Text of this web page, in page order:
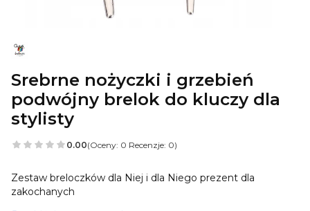
Srebrne nożyczki i grzebień
podwójny brelok do kluczy dla
stylisty
0.00(Oceny: 0 Recenzje: 0)
Zestaw breloczków dla Niej i dla Niego prezent dla
zakochanych